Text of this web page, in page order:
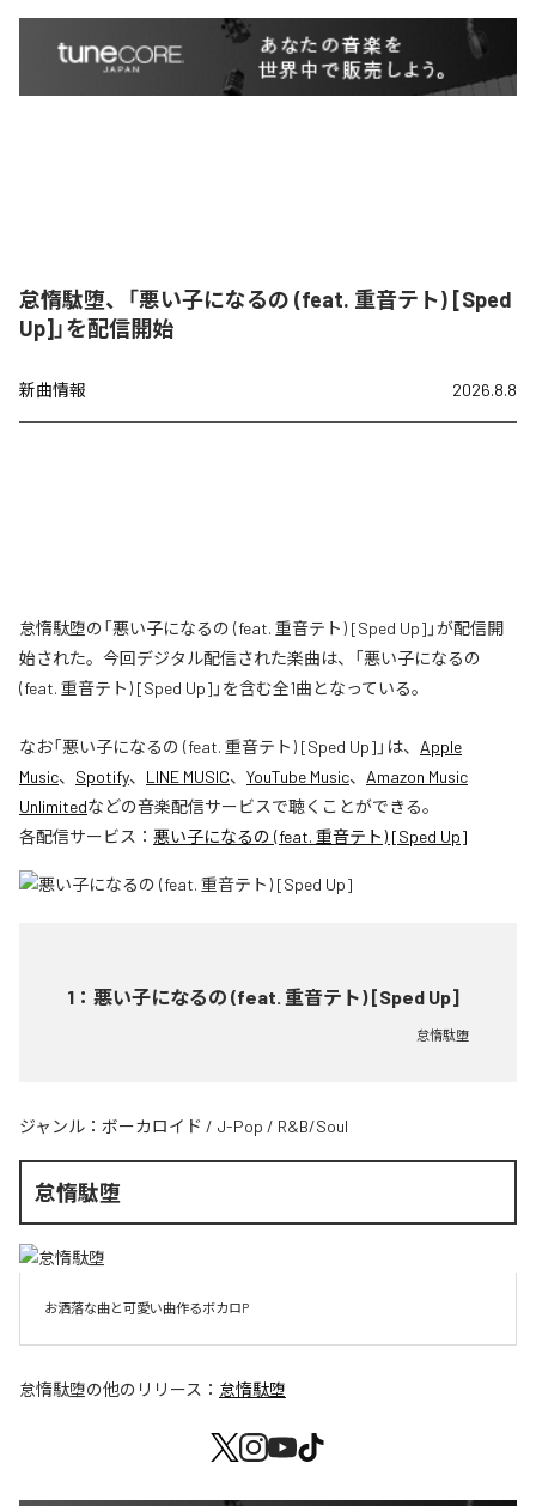
怠惰駄堕、「悪い子になるの (feat. 重音テト) [Sped
Up]」を配信開始
新曲情報 2026.8.8
怠惰駄堕の「悪い子になるの (feat. 重音テト) [Sped Up]」が配信開
始された。今回デジタル配信された楽曲は、「悪い子になるの
(feat. 重音テト) [Sped Up]」を含む全1曲となっている。
なお「悪い子になるの (feat. 重音テト) [Sped Up] 」は、 Apple
Music、 Spotify、 LINE MUSIC、 YouTube Music、 Amazon Music
Unlimitedなどの音楽配信サービスで聴くことができる。
各配信サービス： 悪い子になるの (feat. 重音テト) [Sped Up]
1 ： 悪い子になるの (feat. 重音テト) [Sped Up]
怠惰駄堕
ジャンル： ボーカロイド / J-Pop / R&B/Soul
怠惰駄堕
お洒落な曲と可愛い曲作るボカロP
怠惰駄堕の他のリリース： 怠惰駄堕